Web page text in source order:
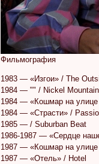
Фильмография
1983 — «Изгои» / The
1984 — "" / Nickel Mountain
1984 — «Кошмар на улице
1984 — «Страсти» /
1985 — / Suburban Beat
1986-1987 — «Сердце
1987 — «Кошмар на улице
1987 — «Отель» / Hotel